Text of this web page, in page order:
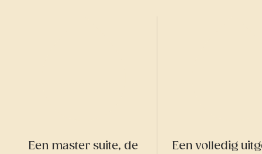
Een master suite, de
Een volledig